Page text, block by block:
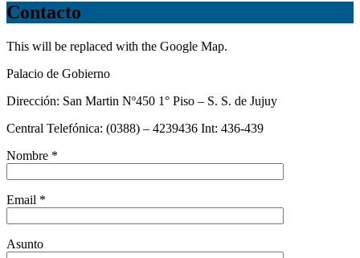
Contacto
This will be replaced with the Google Map.
Palacio de Gobierno
Dirección: San Martin Nº450 1° Piso – S. S. de Jujuy
Central Telefónica: (0388) – 4239436 Int: 436-439
Nombre *
Email *
Asunto